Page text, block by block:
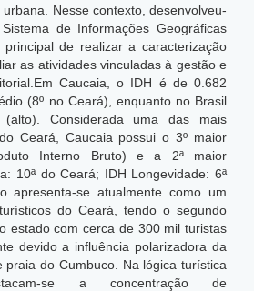
Nesse contexto, desenvolveu-
de Informações Geográficas
de realizar a caracterização
as atividades vinculadas à gestão e
Em Caucaia, o IDH é de 0.682
(8º no Ceará), enquanto no Brasil
Considerada uma das mais
Ceará, Caucaia possui o 3º maior
Interno Bruto) e a 2ª maior
10ª do Ceará; IDH Longevidade: 6ª
apresenta-se atualmente como um
do Ceará, tendo o segundo
estado com cerca de 300 mil turistas
devido a influência polarizadora da
praia do Cumbuco. Na lógica turística
se a concentração de